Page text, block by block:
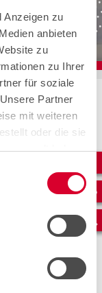
Anzeigen zu
anbieten
zu
zu Ihrer
für soziale
Partner
mit weiteren
oder die sie
haben.
Tochter evpass
für
bei Thun —